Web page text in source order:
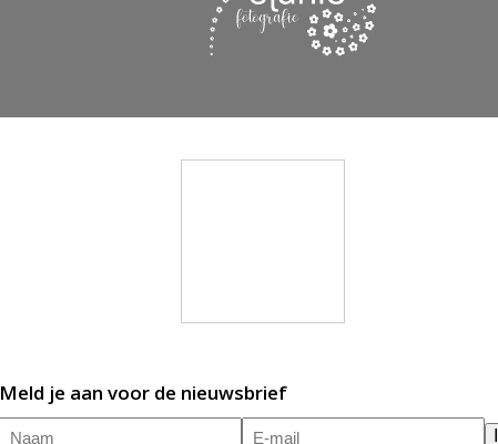
Meld je aan voor de nieuwsbrief
Naam E-